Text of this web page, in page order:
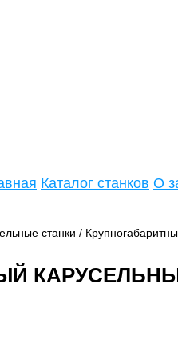
Каталог станков О
станки /